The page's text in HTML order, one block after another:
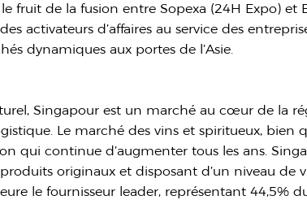
fruit de la fusion entre Sopexa (24H Expo) et
activateurs d’affaires au service des
dynamiques aux portes de l’Asie.
Singapour est un marché au cœur de la
Le marché des vins et spiritueux, bien
qui continue d’augmenter tous les ans.
originaux et disposant d’un niveau de
le fournisseur leader, représentant 44,5%